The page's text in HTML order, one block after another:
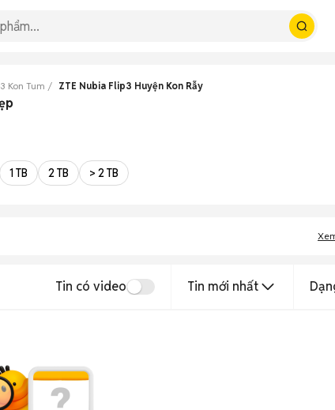
Kon Tum ZTE Nubia Flip3 Huyện Kon Rẫy
1 TB 2 TB > 2 TB
Tin có video Tin mới nhất